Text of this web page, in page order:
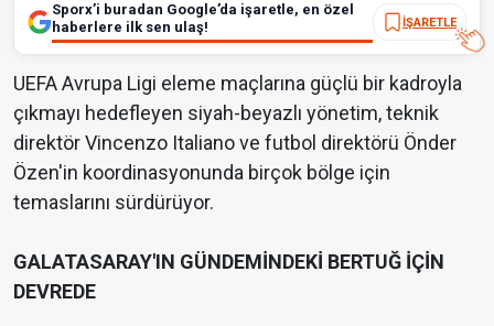
Sporx’i buradan Google’da işaretle, en özel
haberlere ilk sen ulaş!
İŞARETLE
UEFA Avrupa Ligi eleme maçlarına güçlü bir kadroyla
çıkmayı hedefleyen siyah-beyazlı yönetim, teknik
direktör Vincenzo Italiano ve futbol direktörü Önder
Özen'in koordinasyonunda birçok bölge için
temaslarını sürdürüyor.
GALATASARAY'IN GÜNDEMİNDEKİ BERTUĞ İÇİN
DEVREDE